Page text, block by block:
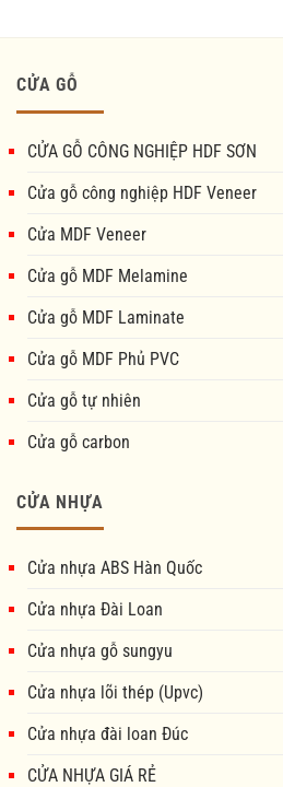
CỬA GỖ
CỬA GỖ CÔNG NGHIỆP HDF SƠN
Cửa gỗ công nghiệp HDF Veneer
Cửa MDF Veneer
Cửa gỗ MDF Melamine
Cửa gỗ MDF Laminate
Cửa gỗ MDF Phủ PVC
Cửa gỗ tự nhiên
Cửa gỗ carbon
CỬA NHỰA
Cửa nhựa ABS Hàn Quốc
Cửa nhựa Đài Loan
Cửa nhựa gỗ sungyu
Cửa nhựa lõi thép (Upvc)
Cửa nhựa đài loan Đúc
CỬA NHỰA GIÁ RẺ